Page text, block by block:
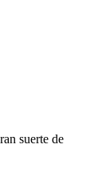
suerte de